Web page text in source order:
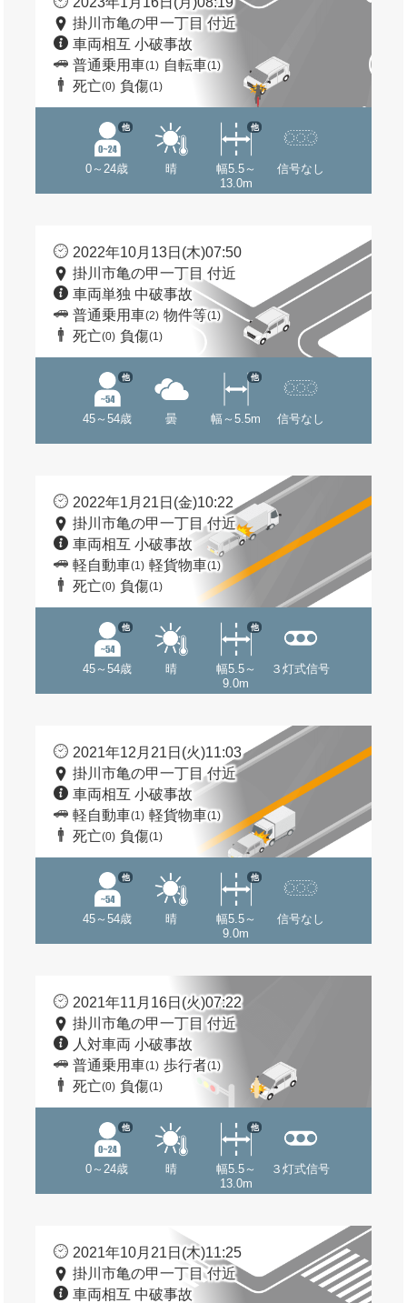
掛川市亀の甲一丁目 付近
車両相互 小破事故
普通乗用車(1) 自転車(1)
死亡(0) 負傷(1)
0～24歳
他
晴
幅5.5～
13.0m
他
信号なし
2022年10月13日(木)07:50
掛川市亀の甲一丁目 付近
車両単独 中破事故
普通乗用車(2) 物件等(1)
死亡(0) 負傷(1)
45～54歳
他
曇 幅～5.5m
他
信号なし
2022年1月21日(金)10:22
掛川市亀の甲一丁目 付近
車両相互 小破事故
軽自動車(1) 軽貨物車(1)
死亡(0) 負傷(1)
45～54歳
他
晴
幅5.5～
9.0m
他
３灯式信号
2021年12月21日(火)11:03
掛川市亀の甲一丁目 付近
車両相互 小破事故
軽自動車(1) 軽貨物車(1)
死亡(0) 負傷(1)
45～54歳
他
晴
幅5.5～
9.0m
他
信号なし
2021年11月16日(火)07:22
掛川市亀の甲一丁目 付近
人対車両 小破事故
普通乗用車(1) 歩行者(1)
死亡(0) 負傷(1)
0～24歳
他
晴
幅5.5～
13.0m
他
３灯式信号
2021年10月21日(木)11:25
掛川市亀の甲一丁目 付近
車両相互 中破事故